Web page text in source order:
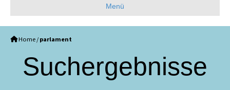
Menü
Home / parlament
Such­ergebnisse